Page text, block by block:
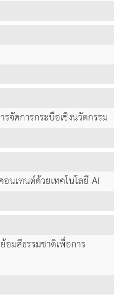
จัดการกระบือเชิงนวัตกรรม
อนเทนต์ด้วยเทคโนโลยี AI
อมสีธรรมชาติเพื่อการ